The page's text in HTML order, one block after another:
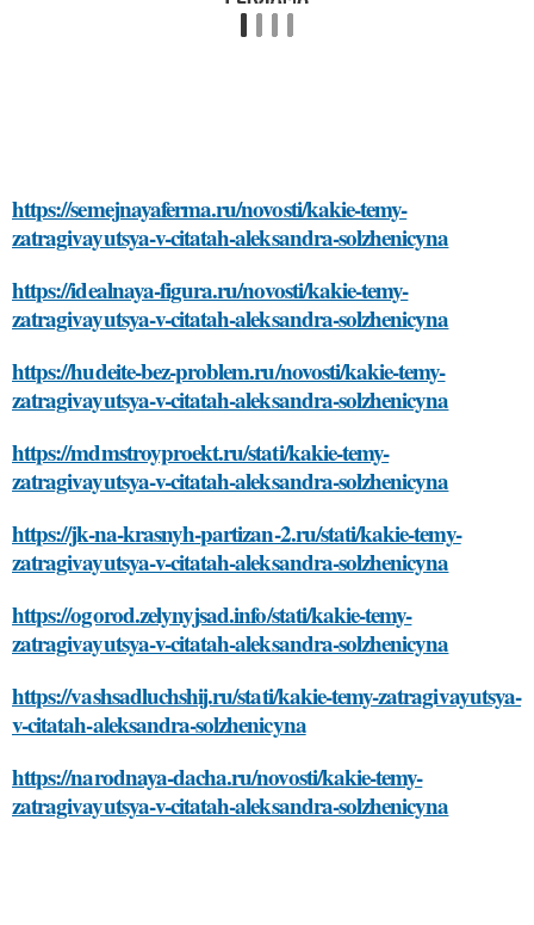
https://semejnayaferma.ru/novosti/kakie-temy-
zatragivayutsya-v-citatah-aleksandra-solzhenicyna
https://idealnaya-figura.ru/novosti/kakie-temy-
zatragivayutsya-v-citatah-aleksandra-solzhenicyna
https://hudeite-bez-problem.ru/novosti/kakie-temy-
zatragivayutsya-v-citatah-aleksandra-solzhenicyna
https://mdmstroyproekt.ru/stati/kakie-temy-
zatragivayutsya-v-citatah-aleksandra-solzhenicyna
https://jk-na-krasnyh-partizan-2.ru/stati/kakie-temy-
zatragivayutsya-v-citatah-aleksandra-solzhenicyna
https://ogorod.zelynyjsad.info/stati/kakie-temy-
zatragivayutsya-v-citatah-aleksandra-solzhenicyna
https://vashsadluchshij.ru/stati/kakie-temy-zatragivayutsya-
v-citatah-aleksandra-solzhenicyna
https://narodnaya-dacha.ru/novosti/kakie-temy-
zatragivayutsya-v-citatah-aleksandra-solzhenicyna